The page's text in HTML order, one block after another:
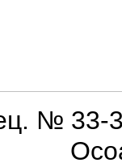
№ 33-